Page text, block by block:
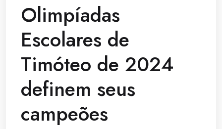
Olimpíadas
Escolares de
Timóteo de 2024
definem seus
campeões